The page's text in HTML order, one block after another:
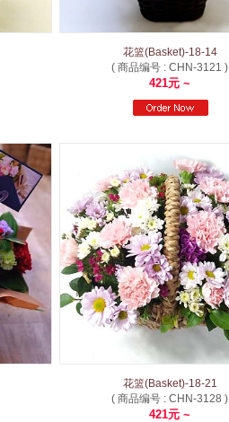
花篮(Basket)-18-14
( 商品编号 : CHN-3121 )
421元 ~
花篮(Basket)-18-21
( 商品编号 : CHN-3128 )
421元 ~